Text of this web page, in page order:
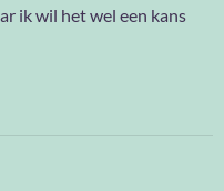
ik wil het wel een kans